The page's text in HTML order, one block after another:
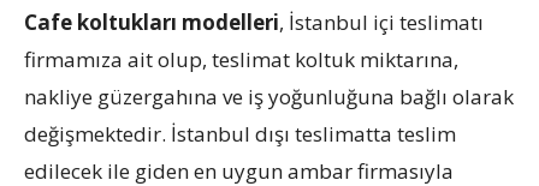
Cafe koltukları modelleri, İstanbul içi teslimatı
firmamıza ait olup, teslimat koltuk miktarına,
nakliye güzergahına ve iş yoğunluğuna bağlı olarak
değişmektedir. İstanbul dışı teslimatta teslim
edilecek ile giden en uygun ambar firmasıyla